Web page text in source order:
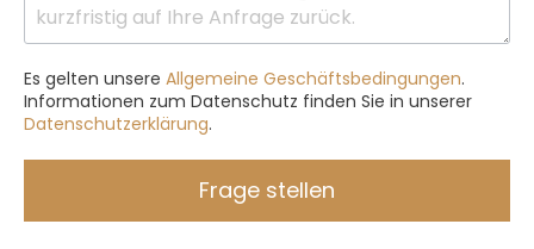
Es gelten unsere Allgemeine Geschäftsbedingungen.
Informationen zum Datenschutz finden Sie in unserer
Datenschutzerklärung.
Frage stellen